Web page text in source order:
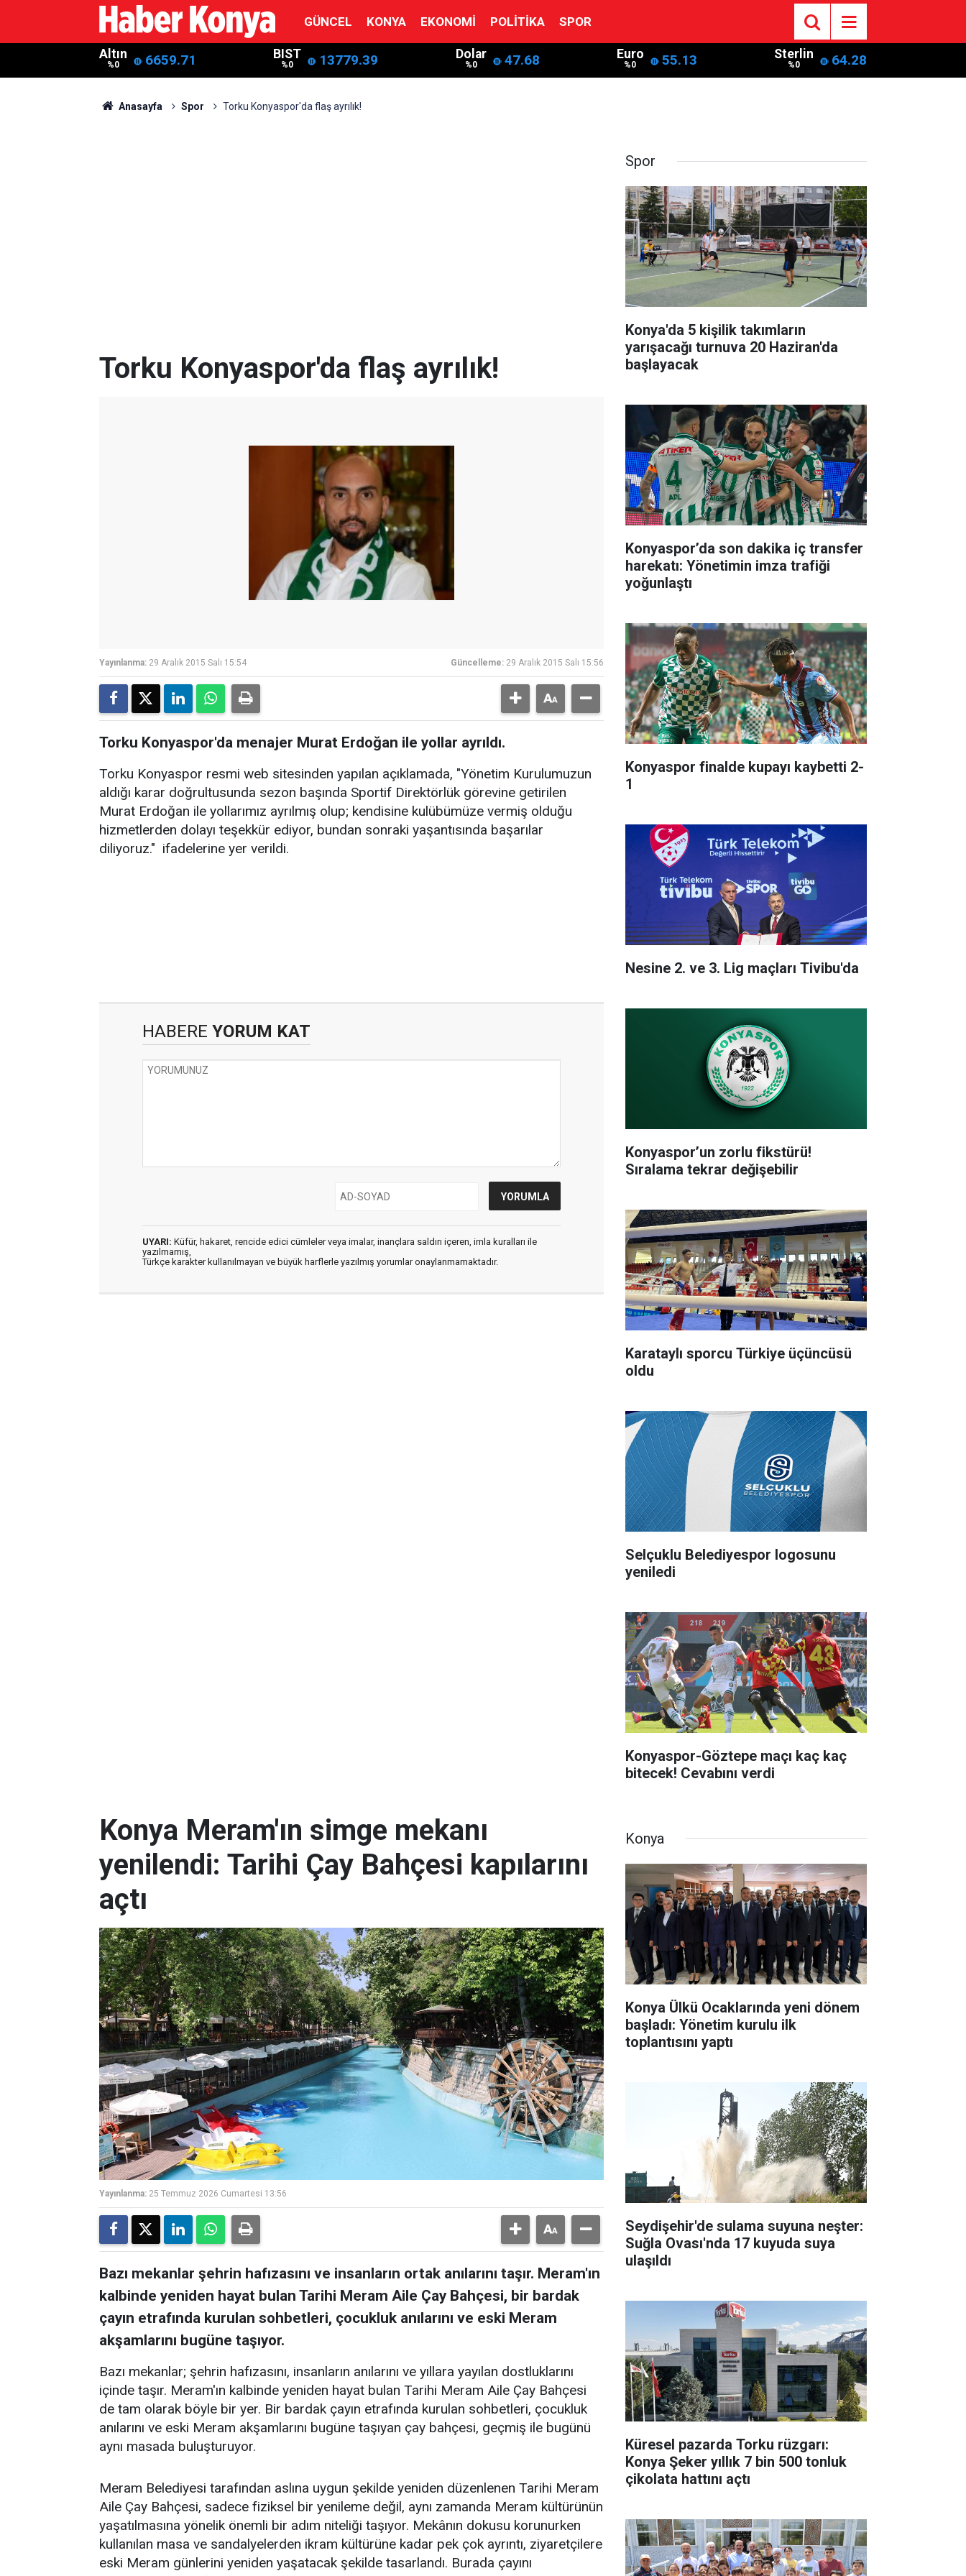
GÜNCEL KONYA EKONOMI POLITIKA SPOR
Altın
%0 6659.71 BIST
%0 13779.39 Dolar
%0 47.68 Euro
%0 55.13 Sterlin
%0 64.28
Anasayfa Spor Torku Konyaspor'da flaş ayrılık!
Torku Konyaspor'da flaş ayrılık!
Yayınlanma: 29 Aralık 2015 Salı 15:54 Güncelleme: 29 Aralık 2015 Salı 15:56
Torku Konyaspor'da menajer Murat Erdoğan ile yollar ayrıldı.
Torku Konyaspor resmi web sitesinden yapılan açıklamada, "Yönetim Kurulumuzun
aldığı karar doğrultusunda sezon başında Sportif Direktörlük görevine getirilen
Murat Erdoğan ile yollarımız ayrılmış olup; kendisine kulübümüze vermiş olduğu
hizmetlerden dolayı teşekkür ediyor, bundan sonraki yaşantısında başarılar
diliyoruz." ifadelerine yer verildi.
HABERE YORUM KAT
UYARI: Küfür, hakaret, rencide edici cümleler veya imalar, inançlara saldırı içeren, imla kuralları ile
yazılmamış,
Türkçe karakter kullanılmayan ve büyük harflerle yazılmış yorumlar onaylanmamaktadır.
Spor
Konya'da 5 kişilik takımların
yarışacağı turnuva 20 Haziran'da
başlayacak
Konyaspor’da son dakika iç transfer
harekatı: Yönetimin imza trafiği
yoğunlaştı
Konyaspor finalde kupayı kaybetti 2-
1
Nesine 2. ve 3. Lig maçları Tivibu'da
Konyaspor’un zorlu fikstürü!
Sıralama tekrar değişebilir
Karataylı sporcu Türkiye üçüncüsü
oldu
Selçuklu Belediyespor logosunu
yeniledi
Konyaspor-Göztepe maçı kaç kaç
bitecek! Cevabını verdi
Konya Meram'ın simge mekanı
yenilendi: Tarihi Çay Bahçesi kapılarını
açtı
Yayınlanma: 25 Temmuz 2026 Cumartesi 13:56
Bazı mekanlar şehrin hafızasını ve insanların ortak anılarını taşır. Meram'ın
kalbinde yeniden hayat bulan Tarihi Meram Aile Çay Bahçesi, bir bardak
çayın etrafında kurulan sohbetleri, çocukluk anılarını ve eski Meram
akşamlarını bugüne taşıyor.
Bazı mekanlar; şehrin hafızasını, insanların anılarını ve yıllara yayılan dostluklarını
içinde taşır. Meram'ın kalbinde yeniden hayat bulan Tarihi Meram Aile Çay Bahçesi
de tam olarak böyle bir yer. Bir bardak çayın etrafında kurulan sohbetleri, çocukluk
anılarını ve eski Meram akşamlarını bugüne taşıyan çay bahçesi, geçmiş ile bugünü
aynı masada buluşturuyor.
Meram Belediyesi tarafından aslına uygun şekilde yeniden düzenlenen Tarihi Meram
Aile Çay Bahçesi, sadece fiziksel bir yenileme değil, aynı zamanda Meram kültürünün
yaşatılmasına yönelik önemli bir adım niteliği taşıyor. Mekânın dokusu korunurken
kullanılan masa ve sandalyelerden ikram kültürüne kadar pek çok ayrıntı, ziyaretçilere
eski Meram günlerini yeniden yaşatacak şekilde tasarlandı. Burada çayını
Konya
Konya Ülkü Ocaklarında yeni dönem
başladı: Yönetim kurulu ilk
toplantısını yaptı
Seydişehir'de sulama suyuna neşter:
Suğla Ovası'nda 17 kuyuda suya
ulaşıldı
Küresel pazarda Torku rüzgarı:
Konya Şeker yıllık 7 bin 500 tonluk
çikolata hattını açtı